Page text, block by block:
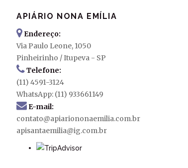
APIÁRIO NONA EMÍLIA
Endereço:
Via Paulo Leone, 1050
Pinheirinho / Itupeva - SP
Telefone:
(11) 4591-3124
WhatsApp: (11) 933661149
E-mail:
contato@apiariononaemilia.com.br
apisantaemilia@ig.com.br